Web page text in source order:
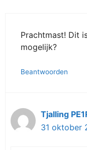
Prachtmast! Dit
mogelijk?
Beantwoorden
Tjalling
31 oktober